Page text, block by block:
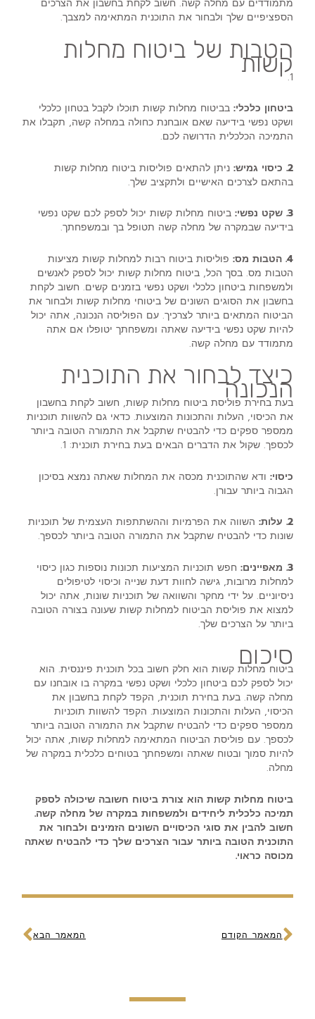
מתמודדים עם מחלה קשה. חשוב לקחת בחשבון את הצרכים
הספציפיים שלך ולבחור את התוכנית המתאימה למצבך.
הטבות של ביטוח מחלות
קשות1.
ביטחון כלכלי: בביטוח מחלות קשות תוכלו לקבל בטחון כלכלי
ושקט נפשי בידיעה שאם אובחנת כחולה במחלה קשה, תקבלו את
התמיכה הכלכלית הדרושה לכם.
2. כיסוי גמיש:
ניתן להתאים פוליסות ביטוח מחלות קשות
בהתאם לצרכים האישיים ולתקציב שלך.
3. שקט נפשי:
ביטוח מחלות קשות יכול לספק לכם שקט נפשי
בידיעה שבמקרה של מחלה קשה תטופל בך ובמשפחתך.
4. הטבות מס:
פוליסות ביטוח רבות למחלות קשות מציעות
הטבות מס. בסך הכל, ביטוח מחלות קשות יכול לספק לאנשים
ולמשפחות ביטחון כלכלי ושקט נפשי בזמנים קשים. חשוב לקחת
בחשבון את הסוגים השונים של ביטוחי מחלות קשות ולבחור את
הביטוח המתאים ביותר לצרכיך. עם הפוליסה הנכונה, אתה יכול
להיות שקט נפשי בידיעה שאתה ומשפחתך יטופלו אם אתה
מתמודד עם מחלה קשה.
כיצד לבחור את התוכנית
הנכונה
בעת בחירת פוליסת ביטוח מחלות קשות, חשוב לקחת בחשבון
את הכיסוי, העלות והתכונות המוצעות. כדאי גם להשוות תוכניות
ממספר ספקים כדי להבטיח שתקבל את התמורה הטובה ביותר
לכספך. שקול את הדברים הבאים בעת בחירת תוכנית: 1.
כיסוי: ודא שהתוכנית מכסה את המחלות שאתה נמצא בסיכון
הגבוה ביותר עבורן.
2. עלות:
השווה את הפרמיות וההשתתפות העצמית של תוכניות
שונות כדי להבטיח שתקבל את התמורה הטובה ביותר לכספך.
3. מאפיינים:
חפש תוכניות המציעות תכונות נוספות כגון כיסוי
למחלות מרובות, גישה לחוות דעת שנייה וכיסוי לטיפולים
ניסיוניים. על ידי מחקר והשוואה של תוכניות שונות, אתה יכול
למצוא את פוליסת הביטוח למחלות קשות שעונה בצורה הטובה
ביותר על הצרכים שלך.
סיכום
ביטוח מחלות קשות הוא חלק חשוב בכל תוכנית פיננסית. הוא
יכול לספק לכם ביטחון כלכלי ושקט נפשי במקרה בו אובחנו עם
מחלה קשה. בעת בחירת תוכנית, הקפד לקחת בחשבון את
הכיסוי, העלות והתכונות המוצעות. הקפד להשוות תוכניות
ממספר ספקים כדי להבטיח שתקבל את התמורה הטובה ביותר
לכספך. עם פוליסת הביטוח המתאימה למחלות קשות, אתה יכול
להיות סמוך ובטוח שאתה ומשפחתך בטוחים כלכלית במקרה של
מחלה.
ביטוח מחלות קשות הוא צורת ביטוח חשובה שיכולה לספק
תמיכה כלכלית ליחידים ולמשפחות במקרה של מחלה קשה.
חשוב להבין את סוגי הכיסויים השונים הזמינים ולבחור את
התוכנית הטובה ביותר עבור הצרכים שלך כדי להבטיח שאתה
מכוסה כראוי.
המאמר הקודם המאמר הבא